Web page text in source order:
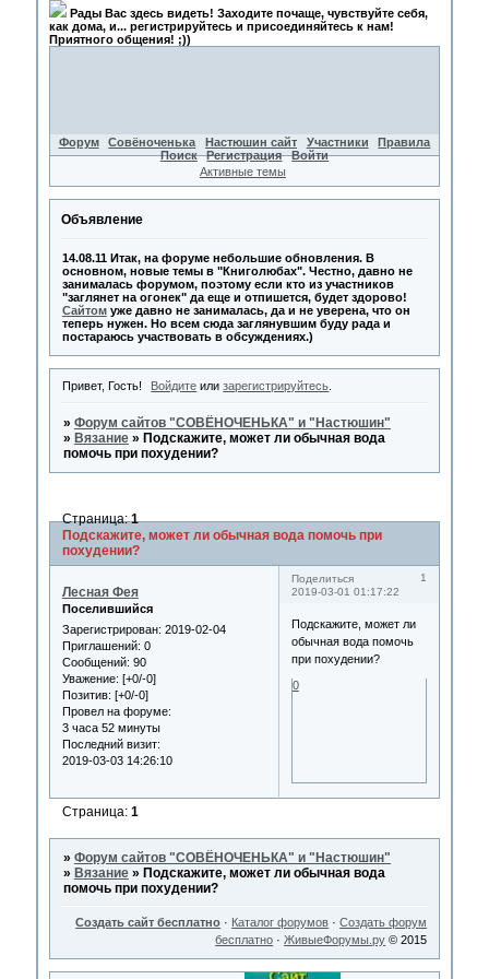
Рады Вас здесь видеть! Заходите почаще, чувствуйте себя,
как дома, и... регистрируйтесь и присоединяйтесь к нам!
Приятного общения! ;))
Форум Совёноченька Настюшин сайт Участники
Правила
Поиск
Регистрация
Войти
Активные темы
Объявление
14.08.11 Итак, на форуме небольшие обновления. В
основном, новые темы в "Книголюбах". Честно, давно не
занималась форумом, поэтому если кто из участников
"заглянет на огонек" да еще и отпишется, будет здорово!
Сайтомуже давно не занималась, да и не уверена, что он
теперь нужен. Но всем сюда заглянувшим буду рада и
постараюсь участвовать в обсуждениях.)
Привет, Гость! Войдите илизарегистрируйтесь
» Форум сайтов "СОВЁНОЧЕНЬКА" и "Настюшин"
» Вязание » Подскажите, может ли обычная вода
помочь при похудении?
Подскажите, может ли обычная вода помочь при
похудении?
Страница:1
Поделиться
1
2019-03-01 01:17:22
Лесная Фея
Поселившийся
Зарегистрирован: 2019-02-04
Приглашений: 0
Сообщений: 90
Уважение: [+0/-0]
Позитив: [+0/-0]
Провел на форуме:
3 часа 52 минуты
Последний визит:
2019-03-03 14:26:10
Подскажите, может ли
обычная вода помочь
при похудении?
0
Страница: 1
» Форум сайтов "СОВЁНОЧЕНЬКА" и "Настюшин"
» Вязание » Подскажите, может ли обычная вода
помочь при похудении?
Создать сайт бесплатно · Каталог форумов ·Создать форум
бесплатно ·ЖивыеФорумы.ру © 2015